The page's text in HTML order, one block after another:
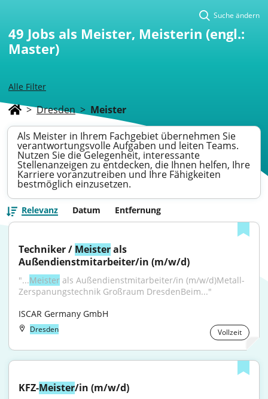
Alle Filter
Suche ändern
49 Jobs als Meister, Meisterin (engl.:
Master)
> Dresden > Meister
Als Meister in Ihrem Fachgebiet übernehmen Sie
verantwortungsvolle Aufgaben und leiten Teams.
Nutzen Sie die Gelegenheit, interessante
Stellenanzeigen zu entdecken, die Ihnen helfen, Ihre
Karriere voranzutreiben und Ihre Fähigkeiten
bestmöglich einzusetzen.
Relevanz Datum Entfernung
Techniker / Meister als
Außendienstmitarbeiter/in (m/w/d)
"...Meister als Außendienstmitarbeiter/in (m/w/d)Metall-
Zerspanungstechnik Großraum DresdenBeim..."
ISCAR Germany GmbH
Dresden Vollzeit
KFZ-Meister/in (m/w/d)